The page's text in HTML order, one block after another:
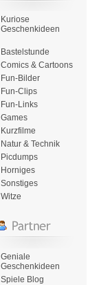
Kuriose
Geschenkideen
Bastelstunde
Comics & Cartoons
Fun-Bilder
Fun-Clips
Fun-Links
Games
Kurzfilme
Natur & Technik
Picdumps
Horniges
Sonstiges
Witze
Geniale
Geschenkideen
Spiele Blog